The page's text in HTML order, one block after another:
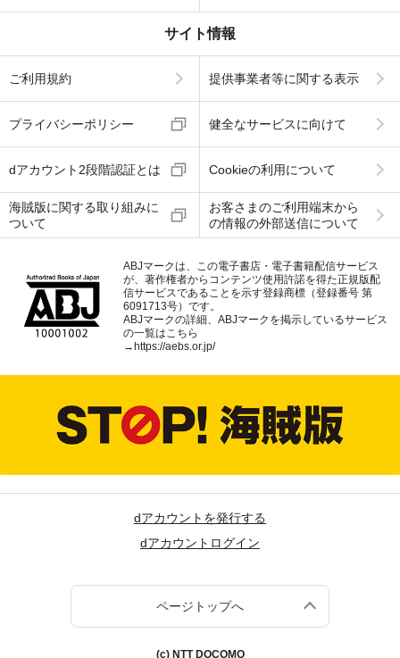
サイト情報
ご利用規約 提供事業者等に関する表示
プライバシーポリシー 健全なサービスに向けて
dアカウント2段階認証とは Cookieの利用について
海賊版に関する取り組みに
ついて
お客さまのご利用端末から
の情報の外部送信について
ABJマークは、この電子書店・電子書籍配信サービス
が、著作権者からコンテンツ使用許諾を得た正規版配
信サービスであることを示す登録商標（登録番号 第
6091713号）です。
ABJマークの詳細、ABJマークを掲示しているサービス
の一覧はこちら
→https://aebs.or.jp/
dアカウントを発行する
dアカウントログイン
ページトップへ
(c) NTT DOCOMO